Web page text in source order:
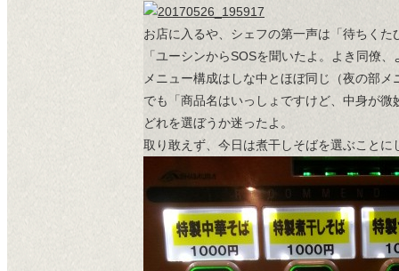
お店に入るや、シェフの第一声は「待ちく
「ユーシンからSOSを聞いたよ。よき同僚
メニュー構成はしな中とほぼ同じ（夜の部
でも「商品名はいっしょですけど、中身が微
どれを選ぼうか迷ったよ。
取り敢えず、今日は煮干しそばを選ぶことに